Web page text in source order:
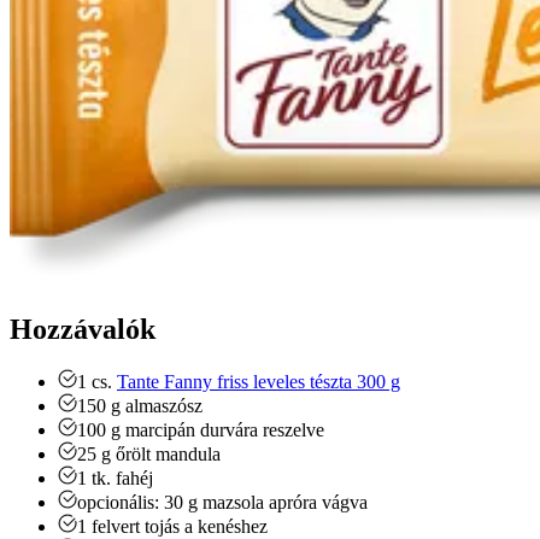
Hozzávalók
1 cs. Tante Fanny friss leveles tészta 300 g
150 g almaszósz
100 g marcipán durvára reszelve
25 g őrölt mandula
1 tk. fahéj
opcionális: 30 g mazsola apróra vágva
1 felvert tojás a kenéshez